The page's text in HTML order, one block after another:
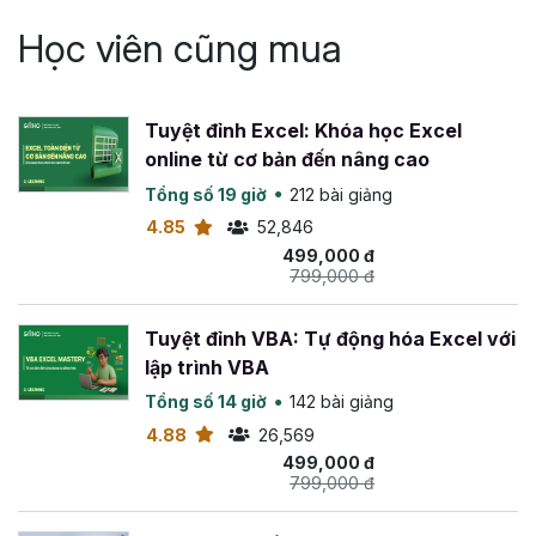
thư viện code mẫu VBA
giúp bạn tự động hóa công việc văn phòng hàng ngày để
tiết kiệm nhiều thời gian dành cho các công việc chuyên
môn. Nội dung chính của cuốn ebook
này bao gồm:
Chương 1: Code liên quan tới Workbook
Lưu Workbook
Tạo mới Workbook
Trích xuất dữ liệu ra Workbook mới
Lấy dữ liệu từ Workbook khác
Chương 2: Code liên quan tới Worksheet
Thêm mới 1 Sheet
Học viên cũng mua
Tuyệt đỉnh Excel: Khóa học Excel
online từ cơ bản đến nâng cao
Tổng số 19 giờ
212 bài giảng
4.85
52,846
499,000 đ
799,000 đ
Tuyệt đỉnh VBA: Tự động hóa Excel với
lập trình VBA
Tổng số 14 giờ
142 bài giảng
4.88
26,569
499,000 đ
799,000 đ